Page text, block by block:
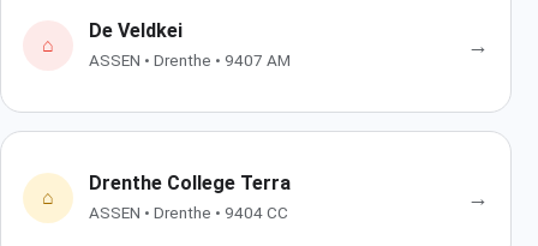
⌂
De Veldkei
ASSEN • Drenthe • 9407 AM
→
⌂
Drenthe College Terra
ASSEN • Drenthe • 9404 CC
→